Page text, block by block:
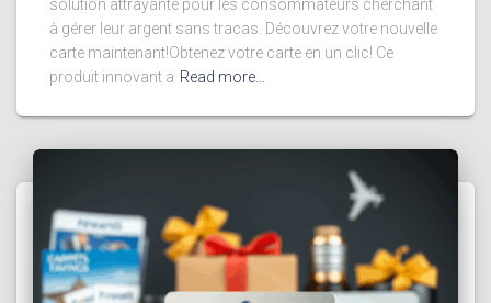
solution attrayante pour les consommateurs cherchant
à gérer leur argent sans tracas. Découvrez votre nouvelle
carte maintenant!Obtenez votre carte en un clic! Ce
produit innovant a Read more…